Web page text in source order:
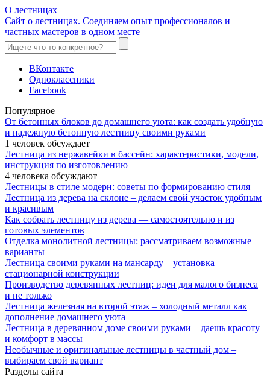
О лестницах
Сайт о лестницах. Соединяем опыт профессионалов и
частных мастеров в одном месте
ВКонтакте
Одноклассники
Facebook
Популярное
От бетонных блоков до домашнего уюта: как создать удобную
и надежную бетонную лестницу своими руками
1 человек обсуждает
Лестница из нержавейки в бассейн: характеристики, модели,
инструкция по изготовлению
4 человека обсуждают
Лестницы в стиле модерн: советы по формированию стиля
Лестница из дерева на склоне – делаем свой участок удобным
и красивым
Как собрать лестницу из дерева — самостоятельно и из
готовых элементов
Отделка монолитной лестницы: рассматриваем возможные
варианты
Лестница своими руками на мансарду – установка
стационарной конструкции
Производство деревянных лестниц: идеи для малого бизнеса
и не только
Лестница железная на второй этаж – холодный металл как
дополнение домашнего уюта
Лестница в деревянном доме своими руками – даешь красоту
и комфорт в массы
Необычные и оригинальные лестницы в частный дом –
выбираем свой вариант
Разделы сайта